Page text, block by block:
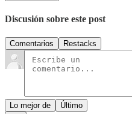
Discusión sobre este post
Comentarios Restacks
Lo mejor de Último